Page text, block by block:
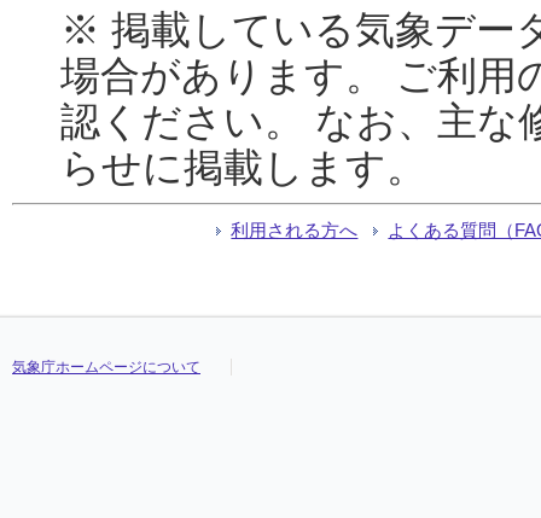
※ 掲載している気象デー
場合があります。 ご利用
認ください。 なお、主な
らせに掲載します。
利用される方へ よくある質問（
気象庁ホームページについて